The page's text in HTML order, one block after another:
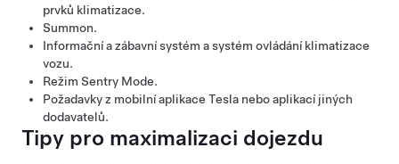
prvků klimatizace.
Summon.
Informační a zábavní systém a systém ovládání klimatizace
vozu.
Režim Sentry Mode.
Požadavky z mobilní aplikace Tesla nebo aplikací jiných
dodavatelů.
Tipy pro maximalizaci dojezdu